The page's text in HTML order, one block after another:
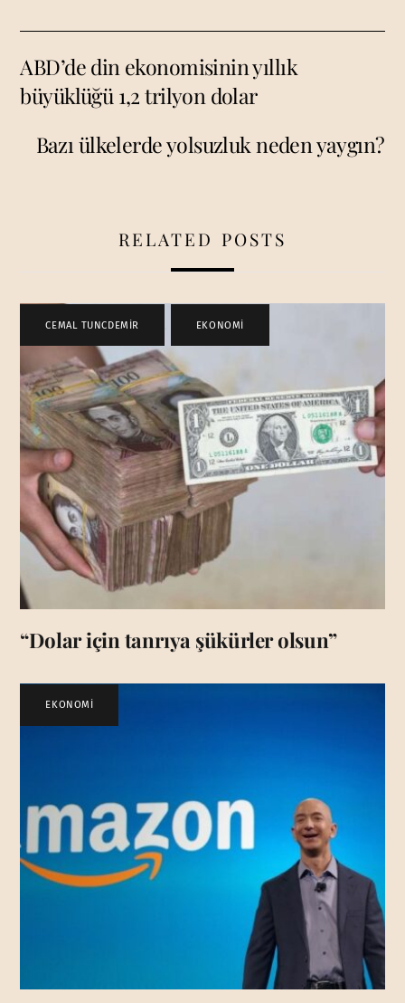
ABD’de din ekonomisinin yıllık
büyüklüğü 1,2 trilyon dolar
Bazı ülkelerde yolsuzluk neden yaygın?
RELATED POSTS
CEMAL TUNCDEMİR EKONOMİ
“Dolar için tanrıya şükürler olsun”
EKONOMİ